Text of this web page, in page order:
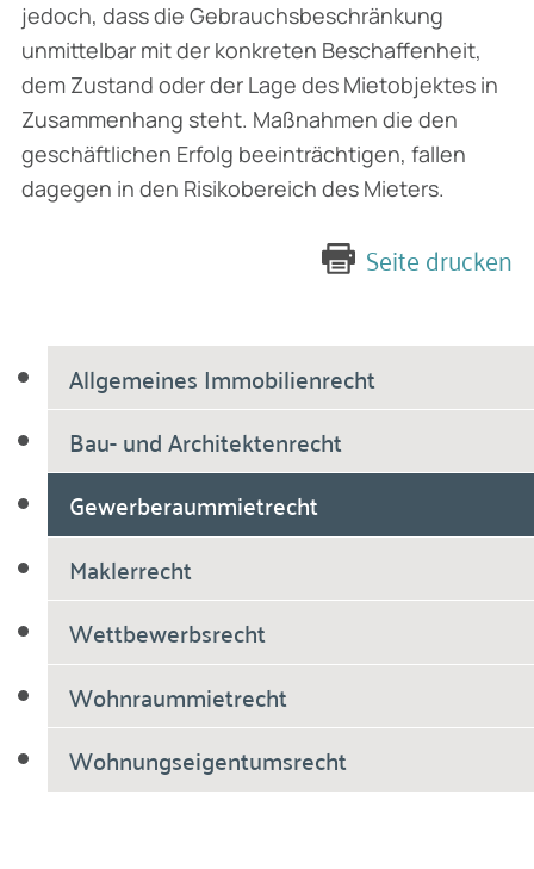
Allgemeines Immobilienrecht
Bau- und Architektenrecht
Gewerberaummietrecht
Maklerrecht
Wettbewerbsrecht
Wohnraummietrecht
Wohnungseigentumsrecht
jedoch, dass die Gebrauchsbeschränkung
unmittelbar mit der kon­kreten Beschaffenheit,
dem Zustand oder der Lage des Mietobjektes in
Zusammenhang steht. Maßnahmen die den
geschäftlichen Erfolg beeinträchtigen, fallen
dagegen in den Risikobereich des Mieters.
Seite drucken